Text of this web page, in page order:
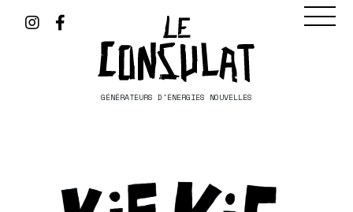
GÉNÉRATEURS D'ÉNERGIES NOUVELLES